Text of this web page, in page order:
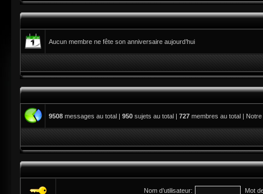
Aucun membre ne fête son anniversaire aujourd’hui
9508 messages au total | 950 sujets au total | 727 membres au total |
Nom d’utilisateur: Mot